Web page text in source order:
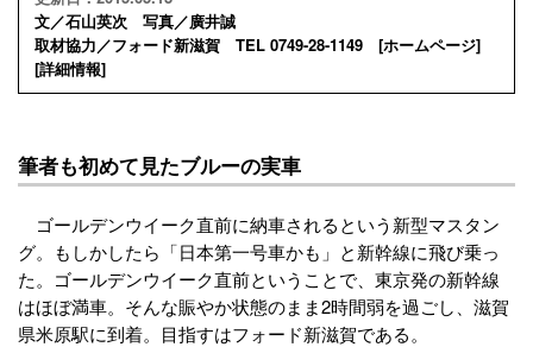
文／石山英次 写真／廣井誠
取材協力／フォード新滋賀 TEL 0749-28-1149 [ホームページ]
[詳細情報]
筆者も初めて見たブルーの実車
ゴールデンウイーク直前に納車されるという新型マスタン
グ。もしかしたら「日本第一号車かも」と新幹線に飛び乗っ
た。ゴールデンウイーク直前ということで、東京発の新幹線
はほぼ満車。そんな賑やか状態のまま2時間弱を過ごし、滋賀
県米原駅に到着。目指すはフォード新滋賀である。